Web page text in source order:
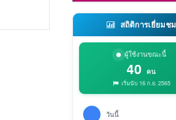
สถิติการเยี่ยมชม
ผู้ใช้งานขณะนี้
40 คน
เริ่มนับ 16 ก.ย. 2565
วันนี้